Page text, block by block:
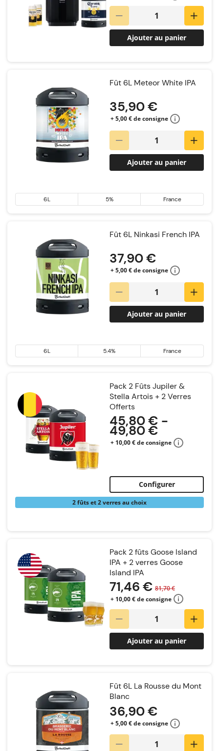
Ajouter au panier
Fût 6L Meteor White IPA
35,90 €
+ 5,00 € de consigne
Ajouter au panier
6L 5% France
Fût 6L Ninkasi French IPA
37,90 €
+ 5,00 € de consigne
Ajouter au panier
6L 5.4% France
Pack 2 Fûts Jupiler &
Stella Artois + 2 Verres
Offerts
45,80 € -
49,80 €
+ 10,00 € de consigne
Configurer
2 fûts et 2 verres au choix
Pack 2 fûts Goose Island
IPA + 2 verres Goose
Island IPA
71,46 € 81,70 €
+ 10,00 € de consigne
Ajouter au panier
Fût 6L La Rousse du Mont
Blanc
36,90 €
+ 5,00 € de consigne